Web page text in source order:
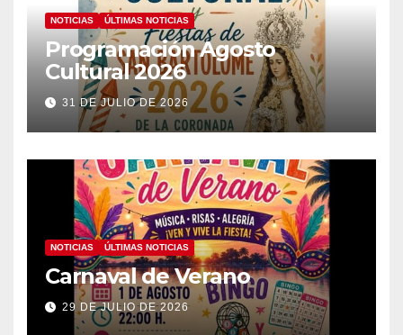
NOTICIAS ÚLTIMAS NOTICIAS
Programación Agosto
Cultural 2026
31 DE JULIO DE 2026
NOTICIAS ÚLTIMAS NOTICIAS
Carnaval de Verano
29 DE JULIO DE 2026